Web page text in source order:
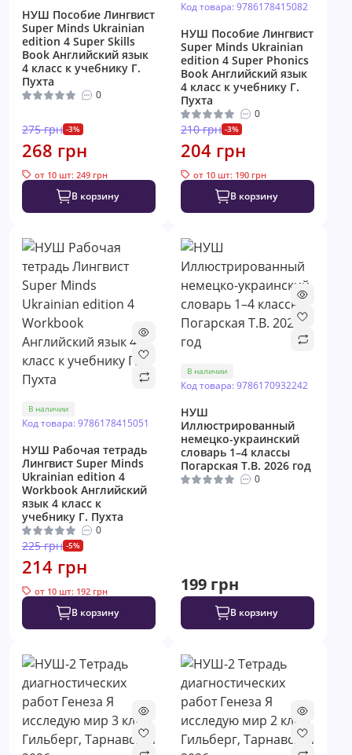
НУШ Пособие Лингвист
Super Minds Ukrainian
edition 4 Super Skills
Book Английский язык
4 класс к учебнику Г.
Пухта
0
275 грн -3%
268 грн
от 10 шт: 249 грн
В корзину
Код товара: 9786178415082
НУШ Пособие Лингвист
Super Minds Ukrainian
edition 4 Super Phonics
Book Английский язык
4 класс к учебнику Г.
Пухта
0
210 грн -3%
204 грн
от 10 шт: 190 грн
В корзину
В наличии
Код товара: 9786178415051
НУШ Рабочая тетрадь
Лингвист Super Minds
Ukrainian edition 4
Workbook Английский
язык 4 класс к
учебнику Г. Пухта
0
225 грн -5%
214 грн
от 10 шт: 192 грн
В корзину
В наличии
Код товара: 9786170932242
НУШ
Иллюстрированный
немецко-украинский
словарь 1–4 классы
Погарская Т.В. 2026 год
0
199 грн
В корзину